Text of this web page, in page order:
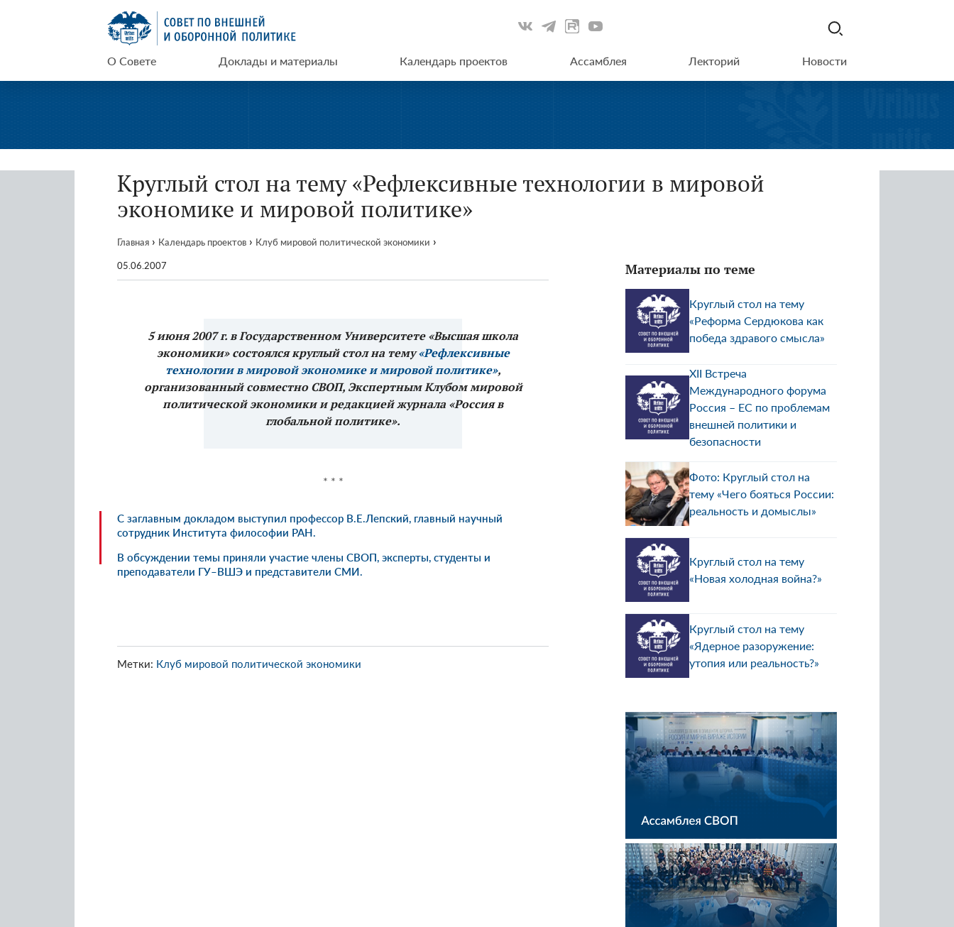
СВОП
О Совете Доклады и материалы Календарь проектов Ассамблея Лекторий Новости
Круглый стол на тему «Рефлексивные технологии в мировой
экономике и мировой политике»
Главная › Календарь проектов › Клуб мировой политической экономики ›
05.06.2007
5 июня 2007 г. в Государственном Университете «Высшая школа
экономики» состоялся круглый стол на тему«Рефлексивные
технологии в мировой экономике и мировой политике»,
организованный совместно СВОП, Экспертным Клубом мировой
политической экономики и редакцией журнала «Россия в
глобальной политике».
* * *
С заглавным докладом выступил профессор В.Е.Лепский, главный научный
сотрудник Института философии РАН.
В обсуждении темы приняли участие члены СВОП, эксперты, студенты и
преподаватели ГУ–ВШЭ и представители СМИ.
Метки: Клуб мировой политической экономики
Материалы по теме
Круглый стол на тему
«Реформа Сердюкова как
победа здравого смысла»
ХII Встреча
Международного форума
Россия – ЕС по проблемам
внешней политики и
безопасности
Фото: Круглый стол на
тему «Чего бояться России:
реальность и домыслы»
Круглый стол на тему
«Новая холодная война?»
Круглый стол на тему
«Ядерное разоружение:
утопия или реальность?»